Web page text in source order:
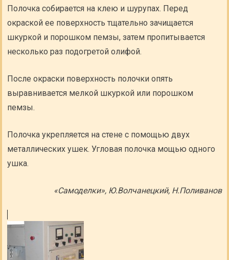
Полочка собирается на клею и шурупах. Перед
окраской ее поверхность тщательно зачищается
шкуркой и порошком пемзы, затем пропитывается
несколько раз подогретой олифой.
После окраски поверхность полочки опять
выравнивается мелкой шкуркой или порошком
пемзы.
Полочка укрепляется на стене с помощью двух
металлических ушек. Угловая полочка мощью одного
ушка.
«Самоделки», Ю.Волчанецкий, Н.Поливанов